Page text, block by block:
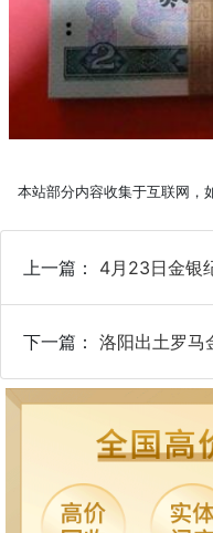
本站部分内容收集于互联网，
上一篇： 4月23日金银
下一篇： 洛阳出土罗马